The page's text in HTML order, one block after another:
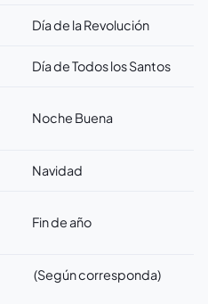
Día de la Revolución
Día de Todos los Santos
Noche Buena
Navidad
Fin de año
(Según corresponda)